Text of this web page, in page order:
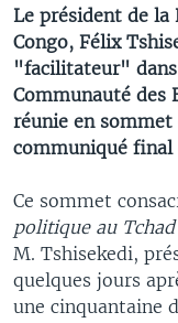
Le président de la
Congo, Félix
"facilitateur" dans
Communauté des
réunie en
communiqué final
Ce sommet
politique au
M. Tshisekedi,
quelques jours
une cinquantaine